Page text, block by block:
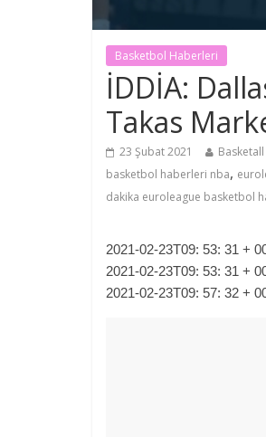
Basketbol Haberleri
İDDİA:
Takas
23 Şubat 2021 Basketall
basketbol haberleri nba,
dakika euroleague basketbol
2021-02-23T09: 53: 31 +
2021-02-23T09: 53: 31 +
2021-02-23T09: 57: 32 +